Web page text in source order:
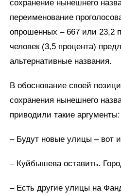
сохранение нынешнего
переименование
опрошенных – 667 или 23,2
человек (3,5 процента)
альтернативные названия.
В обоснование своей
сохранения нынешнего
приводили такие аргументы:
– Будут новые улицы – вот
– Куйбышева оставить.
– Есть другие улицы на